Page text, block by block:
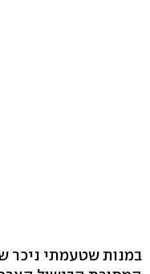
במנות שטעמתי ניכר